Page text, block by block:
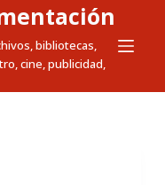
bibliotecas,
cine, publicidad,